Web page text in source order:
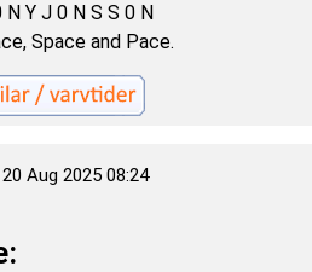
N Y J 0 N S S 0 N
Space and Pace.
20 Aug 2025 08:24